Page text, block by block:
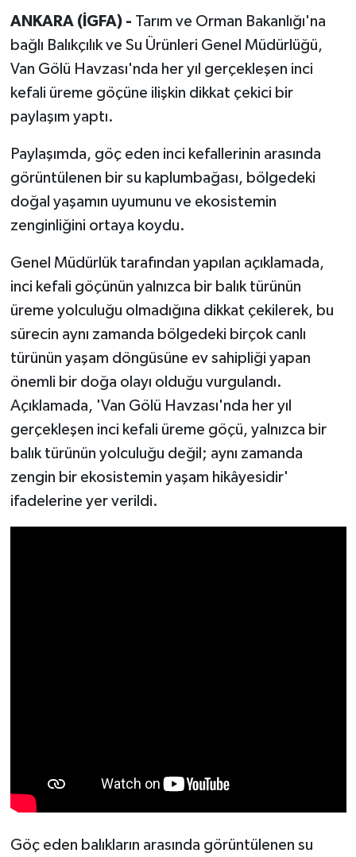
ANKARA (İGFA) - Tarım ve Orman Bakanlığı'na
bağlı Balıkçılık ve Su Ürünleri Genel Müdürlüğü,
Van Gölü Havzası'nda her yıl gerçekleşen inci
kefali üreme göçüne ilişkin dikkat çekici bir
paylaşım yaptı.
Paylaşımda, göç eden inci kefallerinin arasında
görüntülenen bir su kaplumbağası, bölgedeki
doğal yaşamın uyumunu ve ekosistemin
zenginliğini ortaya koydu.
Genel Müdürlük tarafından yapılan açıklamada,
inci kefali göçünün yalnızca bir balık türünün
üreme yolculuğu olmadığına dikkat çekilerek, bu
sürecin aynı zamanda bölgedeki birçok canlı
türünün yaşam döngüsüne ev sahipliği yapan
önemli bir doğa olayı olduğu vurgulandı.
Açıklamada, 'Van Gölü Havzası'nda her yıl
gerçekleşen inci kefali üreme göçü, yalnızca bir
balık türünün yolculuğu değil; aynı zamanda
zengin bir ekosistemin yaşam hikâyesidir'
ifadelerine yer verildi.
Göç eden balıkların arasında görüntülenen su